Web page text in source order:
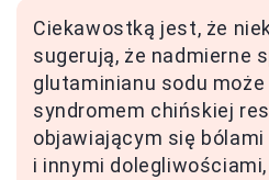
Ciekawostką jest, że
sugerują, że nadmierne
glutaminianu sodu
syndromem chińskiej
objawiającym się bólami
i innymi dolegliwościami,